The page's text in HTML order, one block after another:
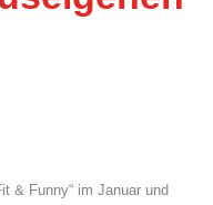
& Funny“ im Januar und